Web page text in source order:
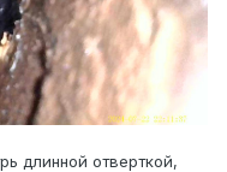
длинной отверткой,